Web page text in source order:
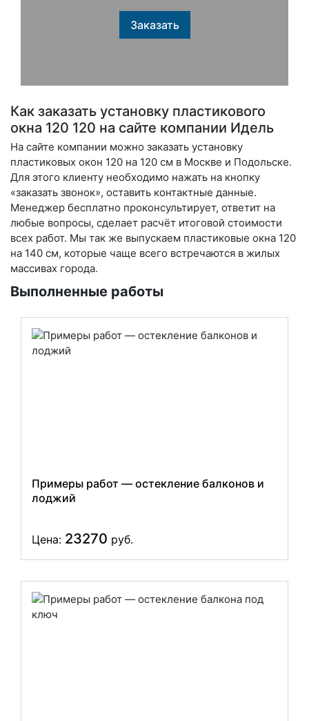
Заказать
Как заказать установку пластикового
окна 120 120 на сайте компании Идель
На сайте компании можно заказать установку
пластиковых окон 120 на 120 см в Москве и Подольске.
Для этого клиенту необходимо нажать на кнопку
«заказать звонок», оставить контактные данные.
Менеджер бесплатно проконсультирует, ответит на
любые вопросы, сделает расчёт итоговой стоимости
всех работ. Мы так же выпускаем пластиковые окна 120
на 140 см, которые чаще всего встречаются в жилых
массивах города.
Выполненные работы
Примеры работ — остекление балконов и
лоджий
Цена: 23270 руб.